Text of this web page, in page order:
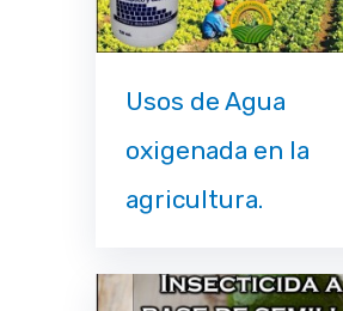
Usos de Agua
oxigenada en la
agricultura.